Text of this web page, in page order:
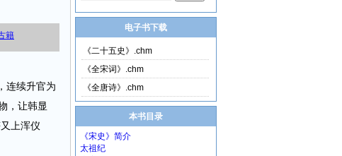
连续升官为
，让韩显
上浑仪
电子书下载
《二十五史》.chm
《全宋词》.chm
《全唐诗》.chm
本书目录
《宋史》简介
太祖纪